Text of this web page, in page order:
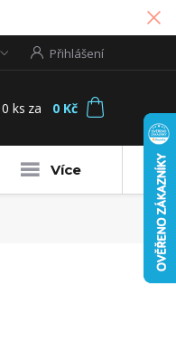
Přihlášení
0 ks za 0 Kč
Více